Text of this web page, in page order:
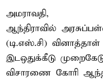
அமராவதி,
ஆந்திராவில்
(டி.எஸ்.சி)
இடஒதுக்கீடு
விசாரணை கோரி